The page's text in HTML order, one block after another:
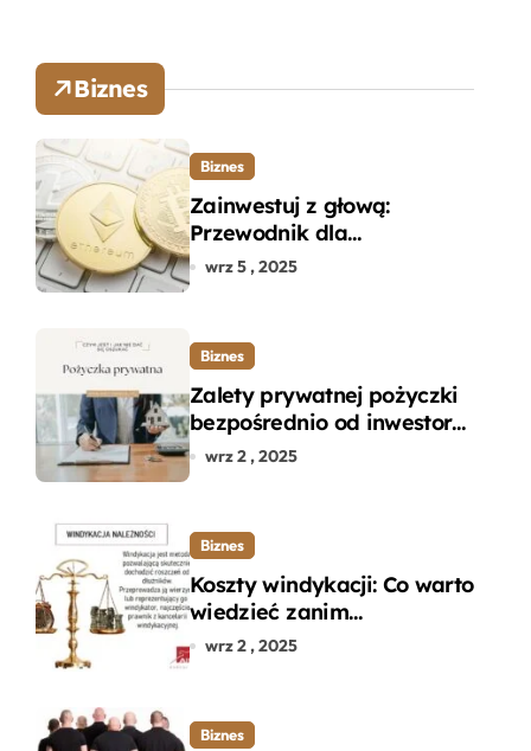
Biznes
Biznes
Zainwestuj z głową:
Przewodnik dla
początkujących w zakupie
wrz 5 , 2025
Biznes
Zalety prywatnej pożyczki
bezpośrednio od inwestora
– dlaczego warto?
wrz 2 , 2025
Biznes
Koszty windykacji: Co warto
wiedzieć zanim
zdecydujesz się na
wrz 2 , 2025
Biznes